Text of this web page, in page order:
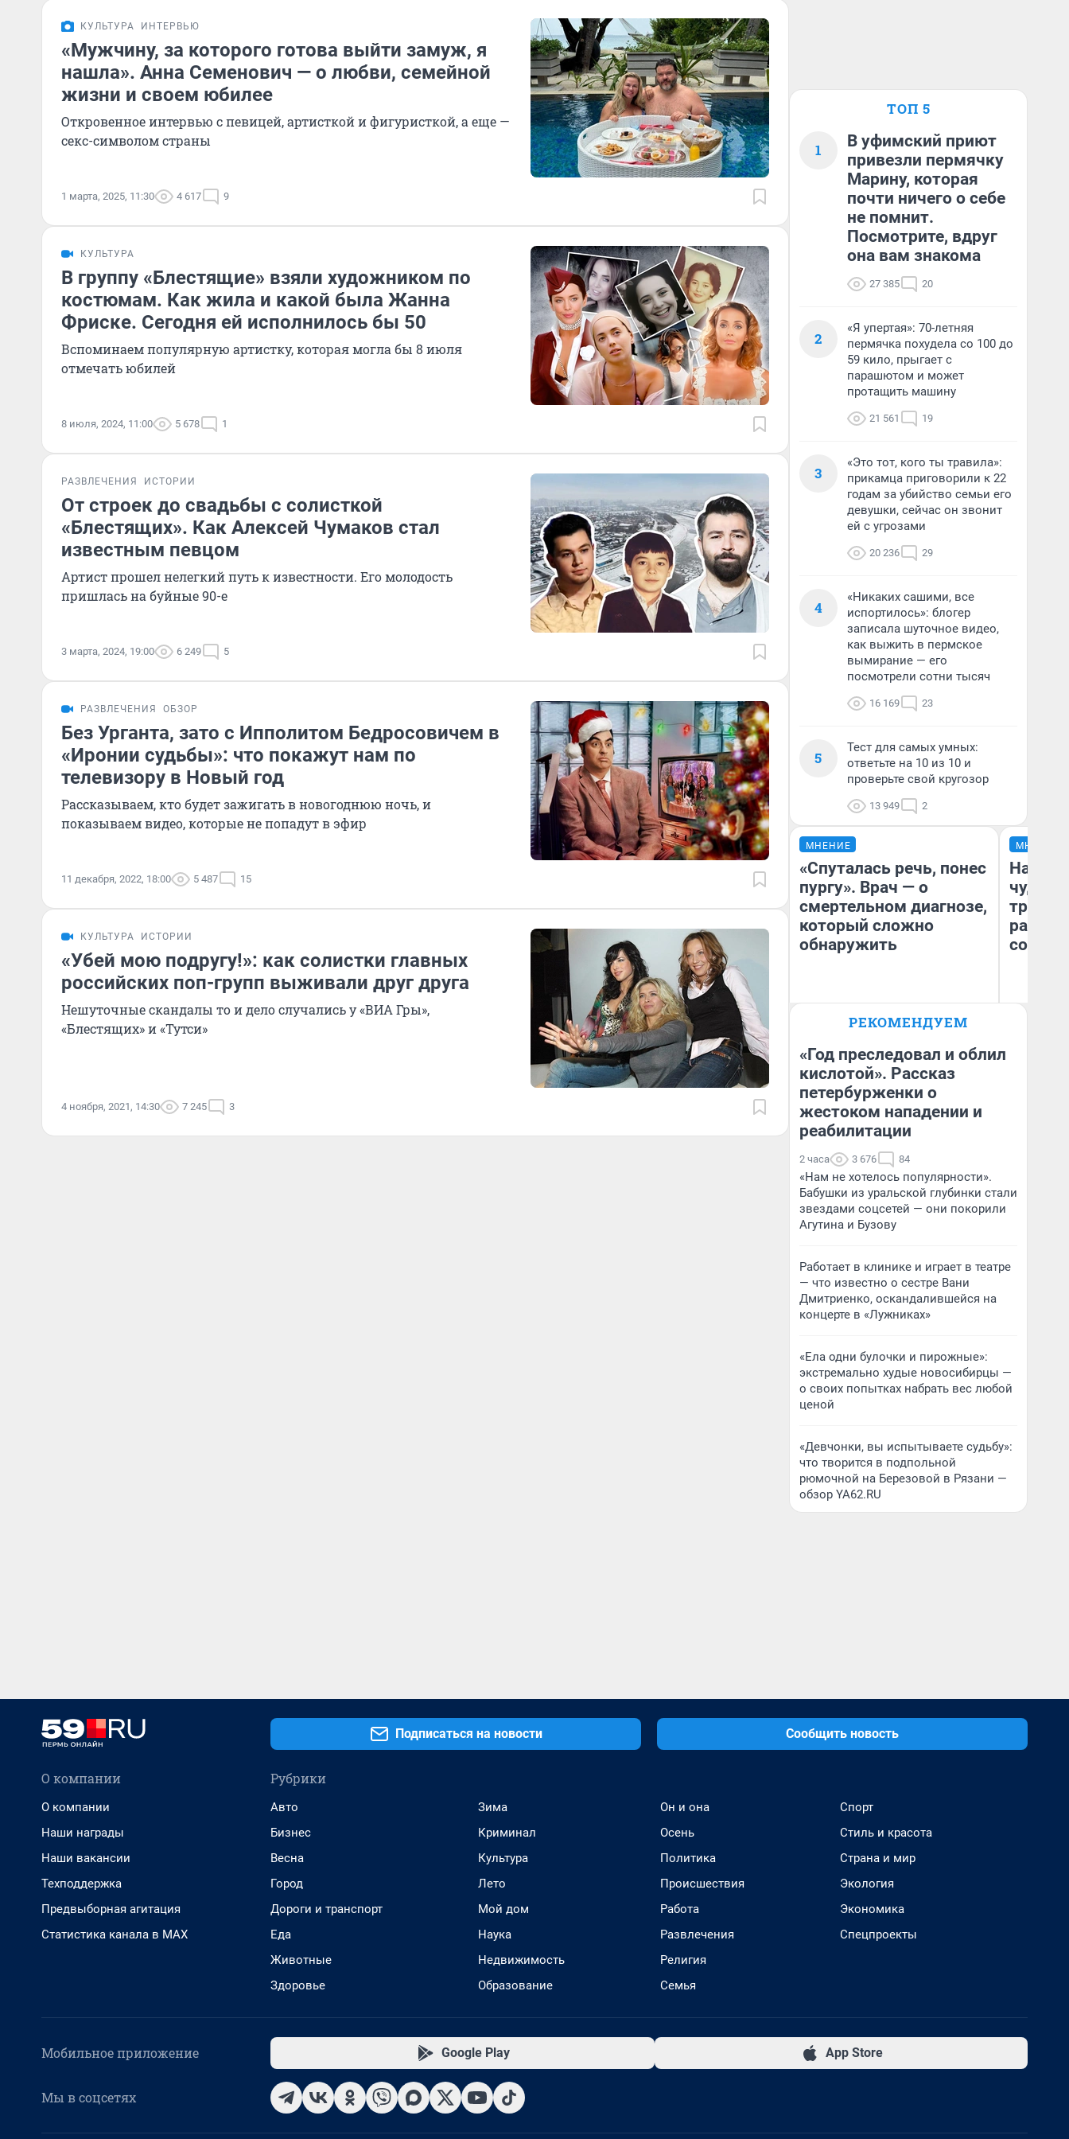
КУЛЬТУРА ИНТЕРВЬЮ
«Мужчину, за которого готова выйти замуж, я
нашла». Анна Семенович — о любви, семейной
жизни и своем юбилее
Откровенное интервью с певицей, артисткой и фигуристкой, а еще —
секс-символом страны
1 марта, 2025, 11:30 4 617 9
КУЛЬТУРА
В группу «Блестящие» взяли художником по
костюмам. Как жила и какой была Жанна
Фриске. Сегодня ей исполнилось бы 50
Вспоминаем популярную артистку, которая могла бы 8 июля
отмечать юбилей
8 июля, 2024, 11:00 5 678 1
РАЗВЛЕЧЕНИЯ ИСТОРИИ
От строек до свадьбы с солисткой
«Блестящих». Как Алексей Чумаков стал
известным певцом
Артист прошел нелегкий путь к известности. Его молодость
пришлась на буйные 90-е
3 марта, 2024, 19:00 6 249 5
РАЗВЛЕЧЕНИЯ ОБЗОР
Без Урганта, зато с Ипполитом Бедросовичем в
«Иронии судьбы»: что покажут нам по
телевизору в Новый год
Рассказываем, кто будет зажигать в новогоднюю ночь, и
показываем видео, которые не попадут в эфир
11 декабря, 2022, 18:00 5 487 15
КУЛЬТУРА ИСТОРИИ
«Убей мою подругу!»: как солистки главных
российских поп-групп выживали друг друга
Нешуточные скандалы то и дело случались у «ВИА Гры»,
«Блестящих» и «Тутси»
4 ноября, 2021, 14:30 7 245 3
ТОП 5
1
В уфимский приют
привезли пермячку
Марину, которая
почти ничего о себе
не помнит.
Посмотрите, вдруг
она вам знакома
27 385 20
2
«Я упертая»: 70-летняя
пермячка похудела со 100 до
59 кило, прыгает с
парашютом и может
протащить машину
21 561 19
3
«Это тот, кого ты травила»:
прикамца приговорили к 22
годам за убийство семьи его
девушки, сейчас он звонит
ей с угрозами
20 236 29
4
«Никаких сашими, все
испортилось»: блогер
записала шуточное видео,
как выжить в пермское
вымирание — его
посмотрели сотни тысяч
16 169 23
5
Тест для самых умных:
ответьте на 10 из 10 и
проверьте свой кругозор
13 949 2
МНЕНИЕ
«Спуталась речь, понес
пургу». Врач — о
смертельном диагнозе,
который сложно
обнаружить
Главврач клиники
Волковой»
МНЕНИЕ
чудом
РЕКОМЕНДУЕМ
«Год преследовал и облил
кислотой». Рассказ
петербурженки о
жестоком нападении и
реабилитации
2 часа 3 676 84
«Нам не хотелось популярности».
Бабушки из уральской глубинки стали
звездами соцсетей — они покорили
Агутина и Бузову
Работает в клинике и играет в театре
— что известно о сестре Вани
Дмитриенко, оскандалившейся на
концерте в «Лужниках»
«Ела одни булочки и пирожные»:
экстремально худые новосибирцы —
о своих попытках набрать вес любой
ценой
«Девчонки, вы испытываете судьбу»:
что творится в подпольной
рюмочной на Березовой в Рязани —
обзор YA62.RU
Подписаться на новости Сообщить новость
О компании
О компании
Наши награды
Наши вакансии
Техподдержка
Предвыборная агитация
Статистика канала в MAX
Рубрики
Авто
Бизнес
Весна
Город
Дороги и транспорт
Еда
Животные
Здоровье
Зима
Криминал
Культура
Лето
Мой дом
Наука
Недвижимость
Образование
Он и она
Осень
Политика
Происшествия
Работа
Развлечения
Религия
Семья
Спорт
Стиль и красота
Страна и мир
Экология
Экономика
Спецпроекты
Мобильное приложение Google Play App Store
Мы в соцсетях